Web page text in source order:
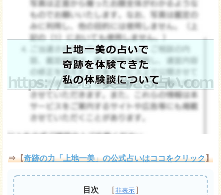
⇒【奇跡の力「上地一美」の公式占いはココをクリック】
目次